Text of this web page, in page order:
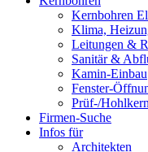
Kernbohren
Klima,
Leitungen &
Sanitär &
Kamin-Einbau
Fenster-
Prüf-/Hohlkern
Firmen-Suche
Infos für
Architekten